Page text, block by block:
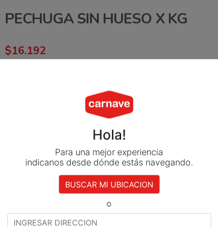
PECHUGA SIN HUESO X KG
$16.192
Agregar al carrito